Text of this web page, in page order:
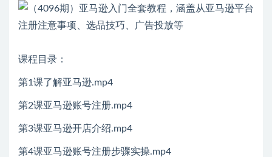
课程目录：
第1课了解亚马逊.mp4
第2课亚马逊账号注册.mp4
第3课亚马逊开店介绍.mp4
第4课亚马逊账号注册步骤实操.mp4